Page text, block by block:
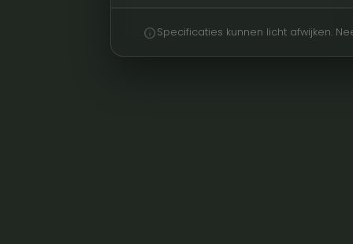
infoSpecificaties kunnen licht afwijken.